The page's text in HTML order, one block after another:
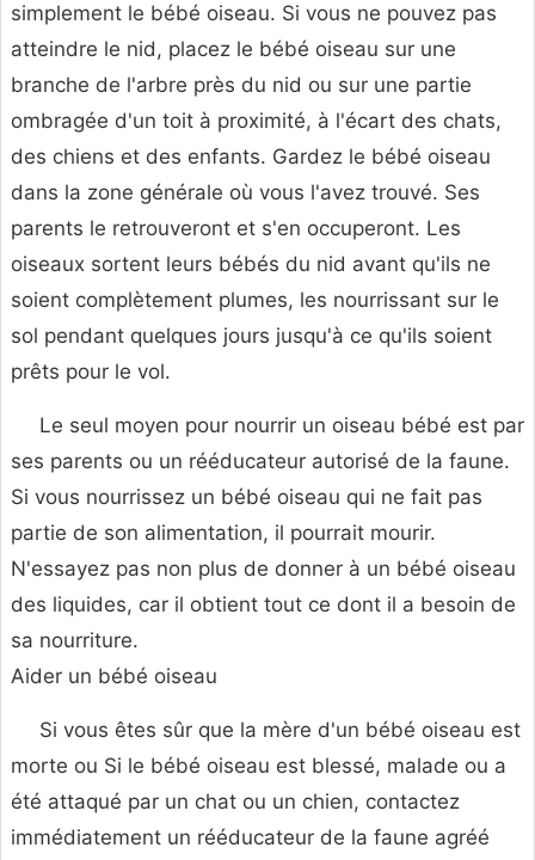
simplement le bébé oiseau. Si vous ne pouvez pas
atteindre le nid, placez le bébé oiseau sur une
branche de l'arbre près du nid ou sur une partie
ombragée d'un toit à proximité, à l'écart des chats,
des chiens et des enfants. Gardez le bébé oiseau
dans la zone générale où vous l'avez trouvé. Ses
parents le retrouveront et s'en occuperont. Les
oiseaux sortent leurs bébés du nid avant qu'ils ne
soient complètement plumes, les nourrissant sur le
sol pendant quelques jours jusqu'à ce qu'ils soient
prêts pour le vol.
Le seul moyen pour nourrir un oiseau bébé est par
ses parents ou un rééducateur autorisé de la faune.
Si vous nourrissez un bébé oiseau qui ne fait pas
partie de son alimentation, il pourrait mourir.
N'essayez pas non plus de donner à un bébé oiseau
des liquides, car il obtient tout ce dont il a besoin de
sa nourriture.
Aider un bébé oiseau
Si vous êtes sûr que la mère d'un bébé oiseau est
morte ou Si le bébé oiseau est blessé, malade ou a
été attaqué par un chat ou un chien, contactez
immédiatement un rééducateur de la faune agréé